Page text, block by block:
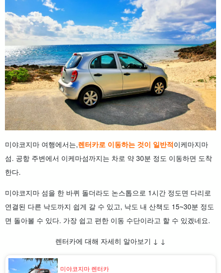
미야코지마 여행에서는,렌터카로 이동하는 것이 일반적이케마지마
섬. 공항 주변에서 이케마섬까지는 차로 약 30분 정도 이동하면 도착
한다.
미야코지마 섬을 한 바퀴 돌더라도 논스톱으로 1시간 정도면 다리로
연결된 다른 낙도까지 쉽게 갈 수 있고, 낙도 내 산책도 15~30분 정도
면 돌아볼 수 있다. 가장 쉽고 편한 이동 수단이라고 할 수 있겠네요.
렌터카에 대해 자세히 알아보기 ↓ ↓
미야코지마 렌터카